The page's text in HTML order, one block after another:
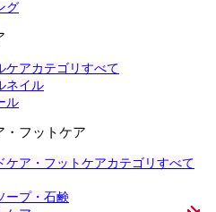
グ
ケアカテゴリすべて
ネイル
ル
・フットケア
ケア・フットケアカテゴリすべて
ープ・石鹸